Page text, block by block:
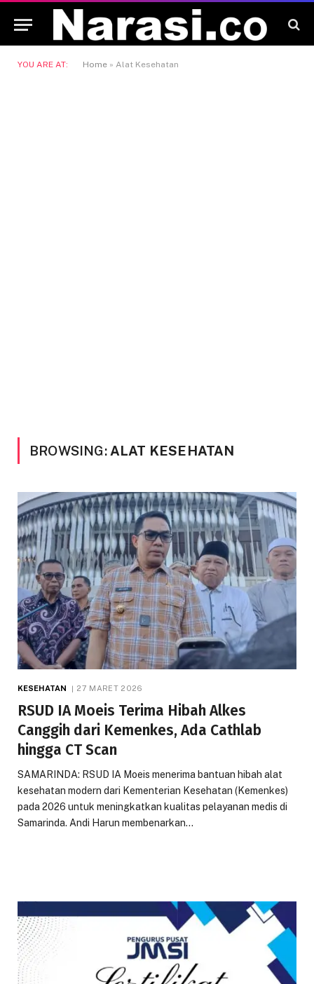
YOU ARE AT: Home » Alat Kesehatan
BROWSING: ALAT KESEHATAN
KESEHATAN 27 MARET 2026
RSUD IA Moeis Terima Hibah Alkes
Canggih dari Kemenkes, Ada Cathlab
hingga CT Scan
SAMARINDA: RSUD IA Moeis menerima bantuan hibah alat
kesehatan modern dari Kementerian Kesehatan (Kemenkes)
pada 2026 untuk meningkatkan kualitas pelayanan medis di
Samarinda. Andi Harun membenarkan…